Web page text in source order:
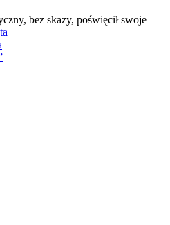
bez skazy, poświęcił swoje